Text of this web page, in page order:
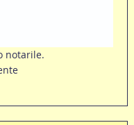
notarile.